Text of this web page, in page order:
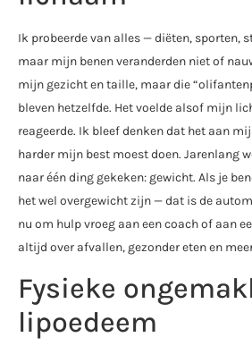
Ik probeerde van alles — diëten, sporten,
maar mijn benen veranderden niet of
mijn gezicht en taille, maar die
bleven hetzelfde. Het voelde alsof mijn
reageerde. Ik bleef denken dat het aan
harder mijn best moest doen. Jarenlang
naar één ding gekeken: gewicht. Als je
het wel overgewicht zijn — dat is de
nu om hulp vroeg aan een coach of aan
altijd over afvallen, gezonder eten en
Fysieke
lipoedeem